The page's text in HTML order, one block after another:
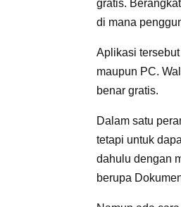
gratis.
di mana
Aplikasi
maupun PC.
benar gratis.
Dalam satu
tetapi untuk
dahulu dengan
berupa